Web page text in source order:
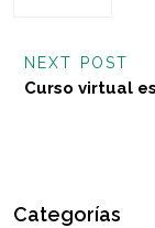
NEXT POST
Curso virtual
Categorías